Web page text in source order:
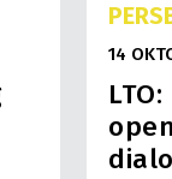
14